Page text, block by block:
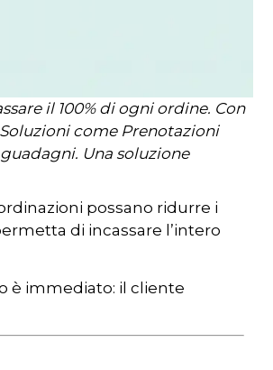
il 100% di ogni ordine. Con
come Prenotazioni
Una soluzione
possano ridurre i
di incassare l’intero
è immediato: il cliente